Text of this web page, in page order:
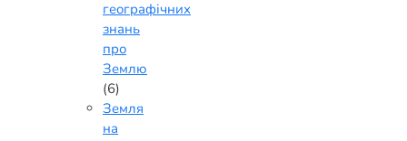
географічних
знань
про
Землю
(6)
Земля
на